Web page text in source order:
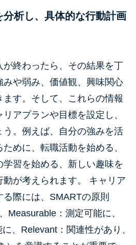
分析し、具体的な行動計画
が終わったら、その結果を丁
や弱み、価値観、興味関心
す。そして、これらの情報
アプランや目標を設定し、
。例えば、自分の強みを活
めに、転職活動を始める、
学習を始める、新しい趣味を
が考えられます。 キャリア
際には、SMARTの原則
Measurable：測定可能に、
、Relevant：関連性があり、